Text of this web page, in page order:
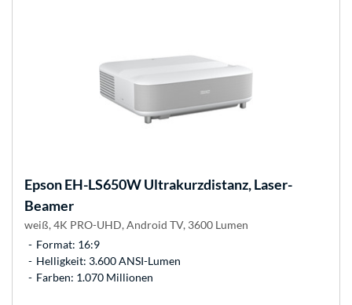
EpsonEH-LS650W Ultrakurzdistanz, Laser-
Beamer
weiß, 4K PRO-UHD, Android TV, 3600 Lumen
Format: 16:9
Helligkeit: 3.600 ANSI-Lumen
Farben: 1.070 Millionen